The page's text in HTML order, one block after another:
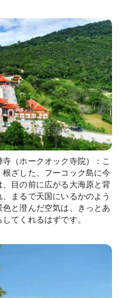
（ホークオック寺院）：こ
ざした、フーコック島に今
目の前に広がる大海原と背
まるで天国にいるかのよう
と澄んだ空気は、きっとあ
てくれるはずです。